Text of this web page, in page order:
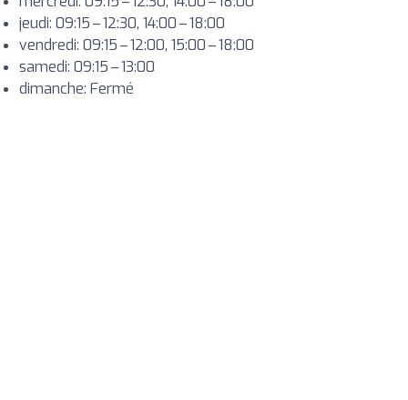
jeudi: 09:15 – 12:30, 14:00 – 18:00
vendredi: 09:15 – 12:00, 15:00 – 18:00
samedi: 09:15 – 13:00
dimanche: Fermé